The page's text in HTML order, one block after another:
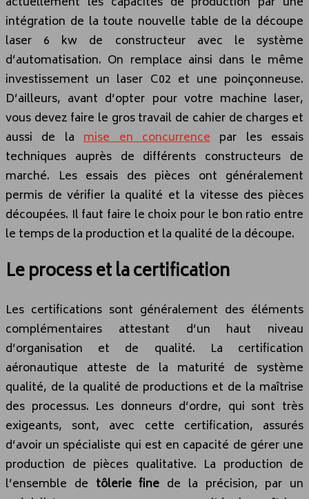
intégration de la toute nouvelle table de la découpe
laser 6 kw de constructeur avec le système
d’automatisation. On remplace ainsi dans le même
investissement un laser C02 et une poinçonneuse.
D’ailleurs, avant d’opter pour votre machine laser,
vous devez faire le gros travail de cahier de charges et
aussi de lamise en concurrencepar les essais
techniques auprès de différents constructeurs de
marché. Les essais des pièces ont généralement
permis de vérifier la qualité et la vitesse des pièces
découpées. Il faut faire le choix pour le bon ratio entre
le temps de la production et la qualité de la découpe.
Le process et la certification
Les certifications sont généralement des éléments
complémentaires attestant d’un haut niveau
d’organisation et de qualité. La certification
aéronautique atteste de la maturité de système
qualité, de la qualité de productions et de la maîtrise
des processus. Les donneurs d’ordre, qui sont très
exigeants, sont, avec cette certification, assurés
d’avoir un spécialiste qui est en capacité de gérer une
production de pièces qualitative. La production de
l’ensemble de tôlerie fine de la précision, par un